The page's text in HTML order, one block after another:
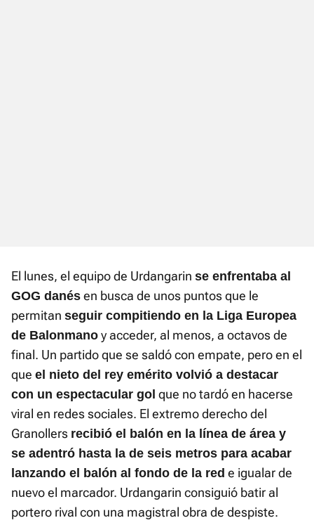
El lunes, el equipo de Urdangarin se enfrentaba al
GOG danés en busca de unos puntos que le
permitan seguir compitiendo en la Liga Europea
de Balonmano y acceder, al menos, a octavos de
final. Un partido que se saldó con empate, pero en el
que el nieto del rey emérito volvió a destacar
con un espectacular gol que no tardó en hacerse
viral en redes sociales. El extremo derecho del
Granollers recibió el balón en la línea de área y
se adentró hasta la de seis metros para acabar
lanzando el balón al fondo de la red e igualar de
nuevo el marcador. Urdangarin consiguió batir al
portero rival con una magistral obra de despiste.